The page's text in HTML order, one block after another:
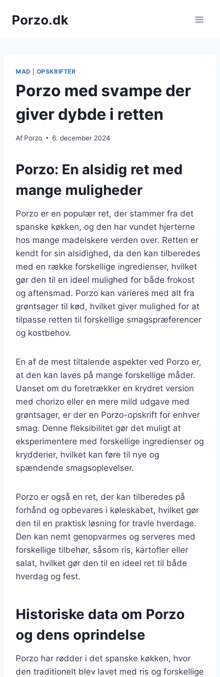
Porzo.dk
MAD OPSKRIFTER
Porzo med svampe der
giver dybde i retten
Af Porzo 6. december 2024
Porzo: En alsidig ret med
mange muligheder
Porzo er en populær ret, der stammer fra det
spanske køkken, og den har vundet hjerterne
hos mange madelskere verden over. Retten er
kendt for sin alsidighed, da den kan tilberedes
med en række forskellige ingredienser, hvilket
gør den til en ideel mulighed for både frokost
og aftensmad. Porzo kan varieres med alt fra
grøntsager til kød, hvilket giver mulighed for at
tilpasse retten til forskellige smagspræferencer
og kostbehov.
En af de mest tiltalende aspekter ved Porzo er,
at den kan laves på mange forskellige måder.
Uanset om du foretrækker en krydret version
med chorizo eller en mere mild udgave med
grøntsager, er der en Porzo-opskrift for enhver
smag. Denne fleksibilitet gør det muligt at
eksperimentere med forskellige ingredienser og
krydderier, hvilket kan føre til nye og
spændende smagsoplevelser.
Porzo er også en ret, der kan tilberedes på
forhånd og opbevares i køleskabet, hvilket gør
den til en praktisk løsning for travle hverdage.
Den kan nemt genopvarmes og serveres med
forskellige tilbehør, såsom ris, kartofler eller
salat, hvilket gør den til en ideel ret til både
hverdag og fest.
Historiske data om Porzo
og dens oprindelse
Porzo har rødder i det spanske køkken, hvor
den traditionelt blev lavet med ris og forskellige